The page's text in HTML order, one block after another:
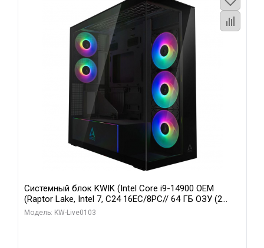
Системный блок KWIK (Intel Core i9-14900 OEM
(Raptor Lake, Intel 7, C24 16EC/8PC// 64 ГБ ОЗУ (2
модуля)/ Afox RTX4090 24GB GDDR6X 384-Bit 3xDP
Модель: KW-Live0103